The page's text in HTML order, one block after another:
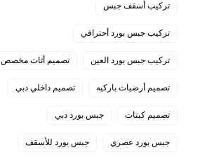
تركيب أسقف جبس
تركيب جبس بورد أحترافي
تركيب جبس بورد العين تصميم أثاث مخصص
تصميم أرضيات باركيه تصميم داخلي دبي
تصميم كبتات جبس بورد دبي
جبس بورد عصري جبس بورد للأسقف